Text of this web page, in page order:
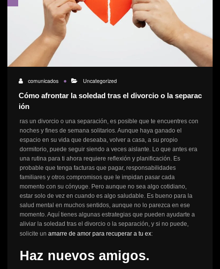
comunicados Uncategorized
Cómo afrontar la soledad tras el divorcio o la separac
ión
ras un divorcio o una separación, es posible que te encuentres con
noches y fines de semana solitarios. Aunque haya ganado el
espacio en su vida que deseaba, volver a casa, a su propio
dormitorio, puede seguir siendo a veces aislante. Lo que antes era
una rutina para ti ahora requiere reflexión y planificación. Es
probable que tenga facturas que pagar, responsabilidades
familiares y otros compromisos que le impidan pasar cada
momento con su cónyuge. Pero aunque no sea algo cotidiano,
estar solo de vez en cuando es algo saludable. Es bueno para la
salud mental en muchos sentidos, aunque no lo parezca en ese
momento. Aquí tienes algunas estrategias que pueden ayudarte a
aliviar la soledad tras el divorcio o la separación, y si no puede,
solicite un amarre de amor para recuperar a tu ex:
Haz nuevos amigos.